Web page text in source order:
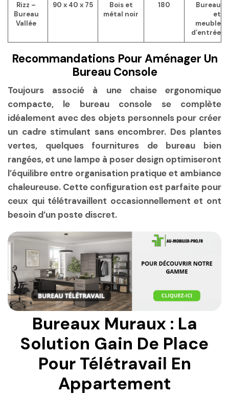
Rizz –
Bureau
Vallée
90 x 40 x 75
Bois et
métal noir
180
Bureau
et
meuble
d’entrée
Recommandations Pour Aménager Un
Bureau Console
Toujours associé à une chaise ergonomique
compacte, le bureau console se complète
idéalement avec des objets personnels pour créer
un cadre stimulant sans encombrer. Des plantes
vertes, quelques fournitures de bureau bien
rangées, et une lampe à poser design optimiseront
l’équilibre entre organisation pratique et ambiance
chaleureuse. Cette configuration est parfaite pour
ceux qui télétravaillent occasionnellement et ont
besoin d’un poste discret.
Bureaux Muraux : La
Solution Gain De Place
Pour Télétravail En
Appartement